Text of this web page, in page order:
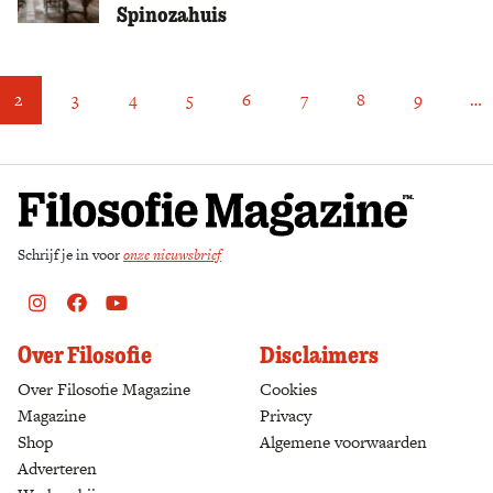
Spinozahuis
2 3 4 5 6 7 8 9 …
Schrijf je in vooronze nieuwsbrief
Instagram
FacebookYoutube
Over Filosofie
Over Filosofie Magazine
Magazine
Shop
Adverteren
Disclaimers
Cookies
Privacy
Algemene voorwaarden